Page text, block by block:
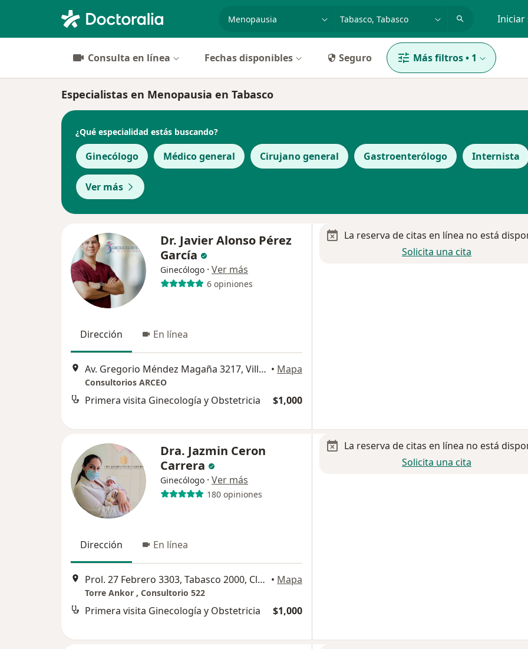
Iniciar
Consulta en línea Fechas disponibles Seguro Más filtros• 1
Especialistas en Menopausia en Tabasco
¿Qué especialidad estás buscando?
Ginecólogo Médico general Cirujano general Gastroenterólogo Internista
Ver más
Dr. Javier Alonso Pérez
García
Ginecólogo · Ver más
6 opiniones
Dirección En línea
Av. Gregorio Méndez Magaña 3217, Villahermosa • Mapa
Consultorios ARCEO
Primera visita Ginecología y Obstetricia $1,000
La reserva de citas en línea no está
Solicita una cita
Dra. Jazmin Ceron
Carrera
Ginecólogo · Ver más
180 opiniones
Dirección En línea
Prol. 27 Febrero 3303, Tabasco 2000, Club Campestre, Torre ANKOR consultorio 522,, Villahermosa • Mapa
Torre Ankor , Consultorio 522
Primera visita Ginecología y Obstetricia $1,000
La reserva de citas en línea no está
Solicita una cita